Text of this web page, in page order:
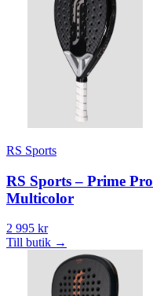
RS Sports
RS Sports – Prime
Multicolor
2 995 kr
Till butik →